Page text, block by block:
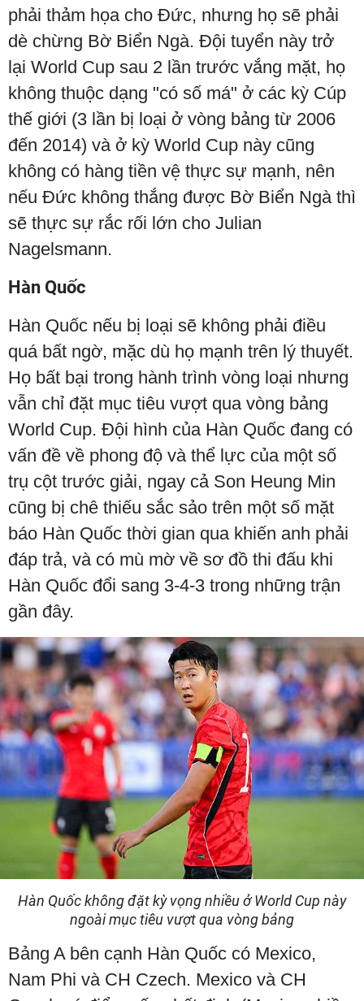
phải thảm họa cho Đức, nhưng họ sẽ phải
dè chừng Bờ Biển Ngà. Đội tuyển này trở
lại World Cup sau 2 lần trước vắng mặt, họ
không thuộc dạng "có số má" ở các kỳ Cúp
thế giới (3 lần bị loại ở vòng bảng từ 2006
đến 2014) và ở kỳ World Cup này cũng
không có hàng tiền vệ thực sự mạnh, nên
nếu Đức không thắng được Bờ Biển Ngà thì
sẽ thực sự rắc rối lớn cho Julian
Nagelsmann.
Hàn Quốc
Hàn Quốc nếu bị loại sẽ không phải điều
quá bất ngờ, mặc dù họ mạnh trên lý thuyết.
Họ bất bại trong hành trình vòng loại nhưng
vẫn chỉ đặt mục tiêu vượt qua vòng bảng
World Cup. Đội hình của Hàn Quốc đang có
vấn đề về phong độ và thể lực của một số
trụ cột trước giải, ngay cả Son Heung Min
cũng bị chê thiếu sắc sảo trên một số mặt
báo Hàn Quốc thời gian qua khiến anh phải
đáp trả, và có mù mờ về sơ đồ thi đấu khi
Hàn Quốc đổi sang 3-4-3 trong những trận
gần đây.
Hàn Quốc không đặt kỳ vọng nhiều ở World Cup này
ngoài mục tiêu vượt qua vòng bảng
Bảng A bên cạnh Hàn Quốc có Mexico,
Nam Phi và CH Czech. Mexico và CH